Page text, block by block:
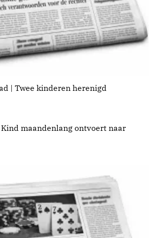
| Twee kinderen herenigd
maandenlang ontvoert naar